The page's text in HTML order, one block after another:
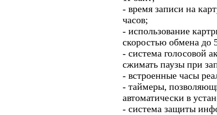
- время записи на
часов;
- использование
скоростью обмена до
- система голосовой
сжимать паузы при
- встроенные часы
- таймеры,
автоматически в
- система защиты